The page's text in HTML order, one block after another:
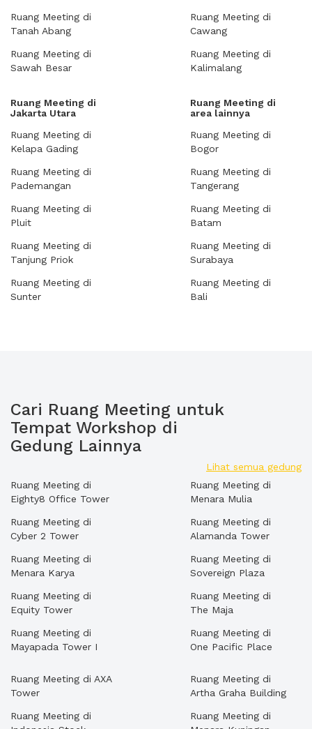
Ruang Meeting di
Tanah Abang
Ruang Meeting di
Sawah Besar
Ruang Meeting di
Cawang
Ruang Meeting di
Kalimalang
Ruang Meeting di
Jakarta Utara
Ruang Meeting di
Kelapa Gading
Ruang Meeting di
Pademangan
Ruang Meeting di
Pluit
Ruang Meeting di
Tanjung Priok
Ruang Meeting di
Sunter
Ruang Meeting di
area lainnya
Ruang Meeting di
Bogor
Ruang Meeting di
Tangerang
Ruang Meeting di
Batam
Ruang Meeting di
Surabaya
Ruang Meeting di
Bali
Cari Ruang Meeting untuk
Tempat Workshop di
Gedung Lainnya
Lihat semua gedung
Ruang Meeting di
Eighty8 Office Tower
Ruang Meeting di
Cyber 2 Tower
Ruang Meeting di
Menara Karya
Ruang Meeting di
Equity Tower
Ruang Meeting di
Mayapada Tower I
Ruang Meeting di
Menara Mulia
Ruang Meeting di
Alamanda Tower
Ruang Meeting di
Sovereign Plaza
Ruang Meeting di
The Maja
Ruang Meeting di
One Pacific Place
Ruang Meeting di AXA
Tower
Ruang Meeting di
Ruang Meeting di
Artha Graha Building
Ruang Meeting di